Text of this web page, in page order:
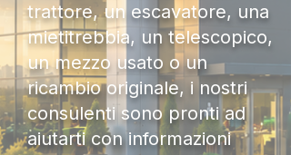
trattore, un escavatore, una
mietitrebbia, un telescopico,
un mezzo usato o un
ricambio originale, i nostri
consulenti sono pronti ad
aiutarti con informazioni